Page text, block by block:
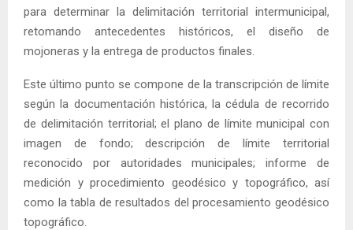
para determinar la delimitación territorial intermunicipal,
retomando antecedentes históricos, el diseño de
mojoneras y la entrega de productos finales.
Este último punto se compone de la transcripción de límite
según la documentación histórica, la cédula de recorrido
de delimitación territorial; el plano de límite municipal con
imagen de fondo; descripción de límite territorial
reconocido por autoridades municipales; informe de
medición y procedimiento geodésico y topográfico, así
como la tabla de resultados del procesamiento geodésico
topográfico.